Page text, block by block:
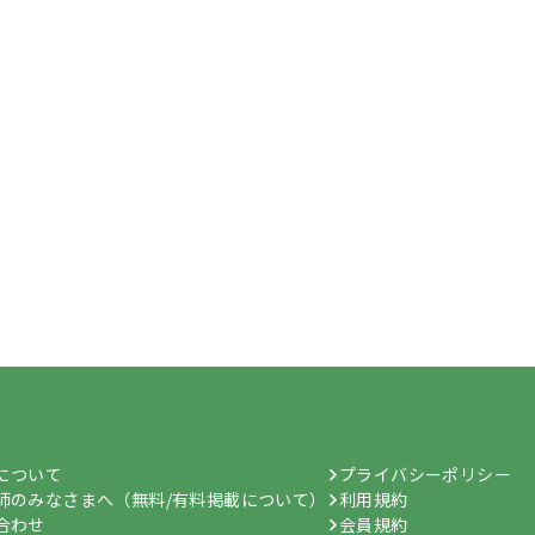
ついて
のみなさまへ（無料/有料掲載について）
わせ
プライバシーポリシー
利用規約
会員規約